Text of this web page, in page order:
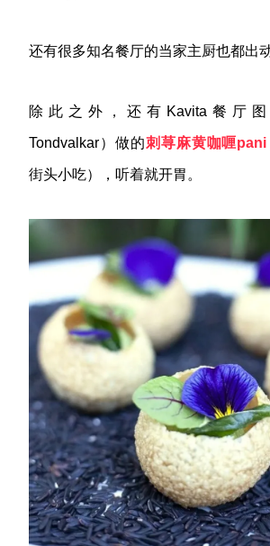
还有很多知名餐厅的当家主厨也都出动
除此之外，还有Kavita餐厅图
Tondvalkar）做的刺荨麻黄咖喱
街头小吃），听着就开胃。